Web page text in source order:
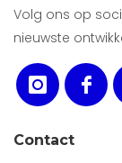
Volg ons op
nieuwste
Contact